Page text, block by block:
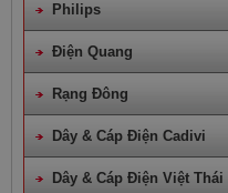
Philips
Điện Quang
Rạng Đông
Dây & Cáp Điện Cadivi
Dây & Cáp Điện Việt Thái